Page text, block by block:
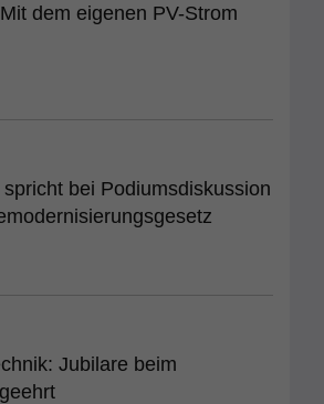
dem eigenen PV-Strom
bei Podiumsdiskussion
Jubilare beim